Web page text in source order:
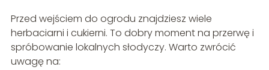
Przed wejściem do ogrodu znajdziesz wiele
herbaciarni i cukierni. To dobry moment na przerwę i
spróbowanie lokalnych słodyczy. Warto zwrócić
uwagę na: